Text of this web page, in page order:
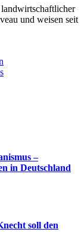
und weisen seit
–
in Deutschland
soll den